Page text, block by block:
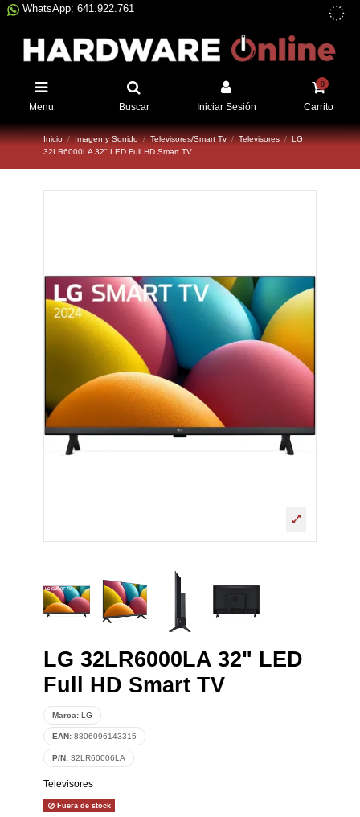
WhatsApp: 641.922.761
Menu Buscar Iniciar Sesión
0
Carrito
Inicio Imagen y Sonido Televisores/Smart Tv Televisores
LG
32LR6000LA 32" LED Full HD Smart TV
LG 32LR6000LA 32" LED
Full HD Smart TV
Marca: LG
EAN: 8806096143315
P/N: 32LR60006LA
Televisores
Fuera de stock